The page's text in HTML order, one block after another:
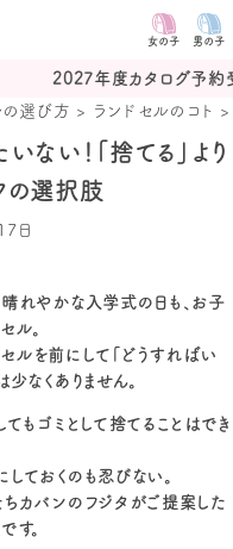
女の子 男の子
2027年度カタログ予約受付中
の選び方 > ランドセルのコト
ない！「捨てる」より
の選択肢
日
れやかな入学式の日も、お子
ル。
ルを前にして「どうすればい
なくありません。
てもゴミとして捨てることはでき
ておくのも忍びない。
ちカバンのフジタがご提案した
す。